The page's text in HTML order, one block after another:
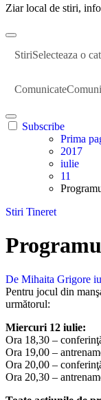
Ziar local de stiri,
StiriSelecteaza o
Comunicate
Subscribe
Prima
2017
iulie
11
Stiri Tineret
De Mihaita Grigore
Pentru jocul din
următorul:
Miercuri 12 iulie:
Ora 18,30 –
Ora 19,00 –
Ora 20,00 –
Ora 20,30 –